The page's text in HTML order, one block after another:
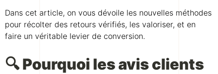
Dans cet article, on vous dévoile les nouvelles méthodes
pour récolter des retours vérifiés, les valoriser, et en
faire un véritable levier de conversion.
🔍 Pourquoi les avis clients